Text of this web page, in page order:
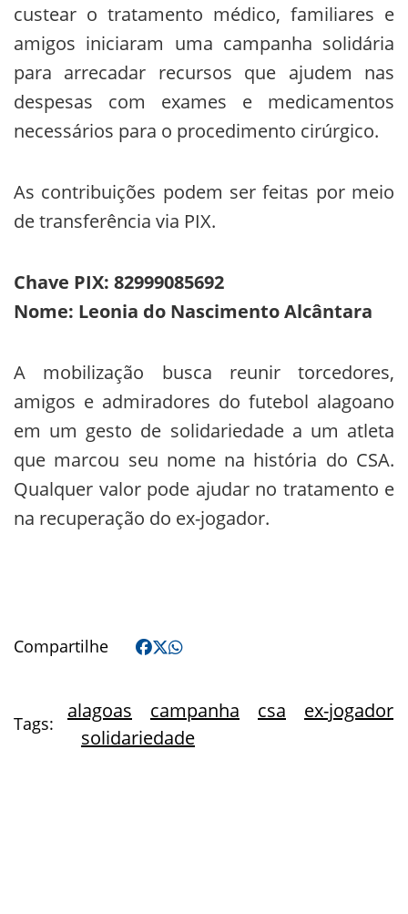
custear o tratamento médico, familiares e
amigos iniciaram uma campanha solidária
para arrecadar recursos que ajudem nas
despesas com exames e medicamentos
necessários para o procedimento cirúrgico.
As contribuições podem ser feitas por meio
de transferência via PIX.
Chave PIX: 82999085692
Nome: Leonia do Nascimento Alcântara
A mobilização busca reunir torcedores,
amigos e admiradores do futebol alagoano
em um gesto de solidariedade a um atleta
que marcou seu nome na história do CSA.
Qualquer valor pode ajudar no tratamento e
na recuperação do ex-jogador.
Compartilhe
Tags:
alagoas campanha csa
ex-jogador
solidariedade